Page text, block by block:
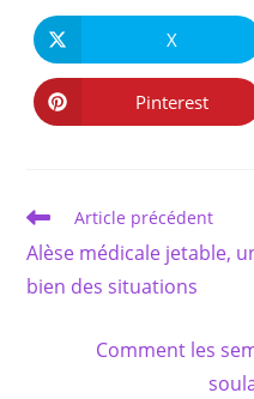
Ouvrir
dans
une
autre
fenêtre
X
Ouvrir
dans
Pinterest
Read
more
articles
Article précédent
Alèse médicale jetable,
bien des situations
Comment les